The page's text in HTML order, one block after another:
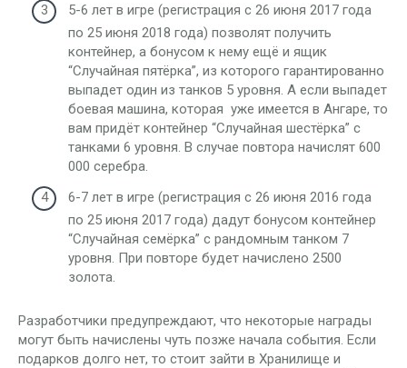
5-6 лет в игре (регистрация с 26 июня 2017 года
по 25 июня 2018 года) позволят получить
контейнер, а бонусом к нему ещё и ящик
“Случайная пятёрка”, из которого гарантированно
выпадет один из танков 5 уровня. А если выпадет
боевая машина, которая уже имеется в Ангаре, то
вам придёт контейнер “Случайная шестёрка” с
танками 6 уровня. В случае повтора начислят 600
000 серебра.
6-7 лет в игре (регистрация с 26 июня 2016 года
по 25 июня 2017 года) дадут бонусом контейнер
“Случайная семёрка” с рандомным танком 7
уровня. При повторе будет начислено 2500
золота.
Разработчики предупреждают, что некоторые награды
могут быть начислены чуть позже начала события. Если
подарков долго нет, то стоит зайти в Хранилище и